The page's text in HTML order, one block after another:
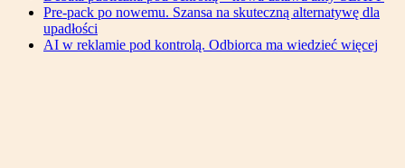
Pre-pack po nowemu. Szansa na skuteczną alternatywę dla
upadłości
AI w reklamie pod kontrolą. Odbiorca ma wiedzieć więcej